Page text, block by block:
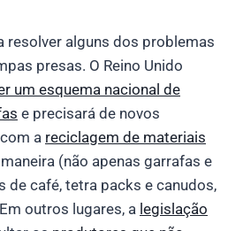
resolver alguns dos problemas
presas. O Reino Unido
um esquema nacional de
e precisará de novos
a reciclagem de materiais
(não apenas garrafas e
de café, tetra packs e canudos,
outros lugares, a legislação